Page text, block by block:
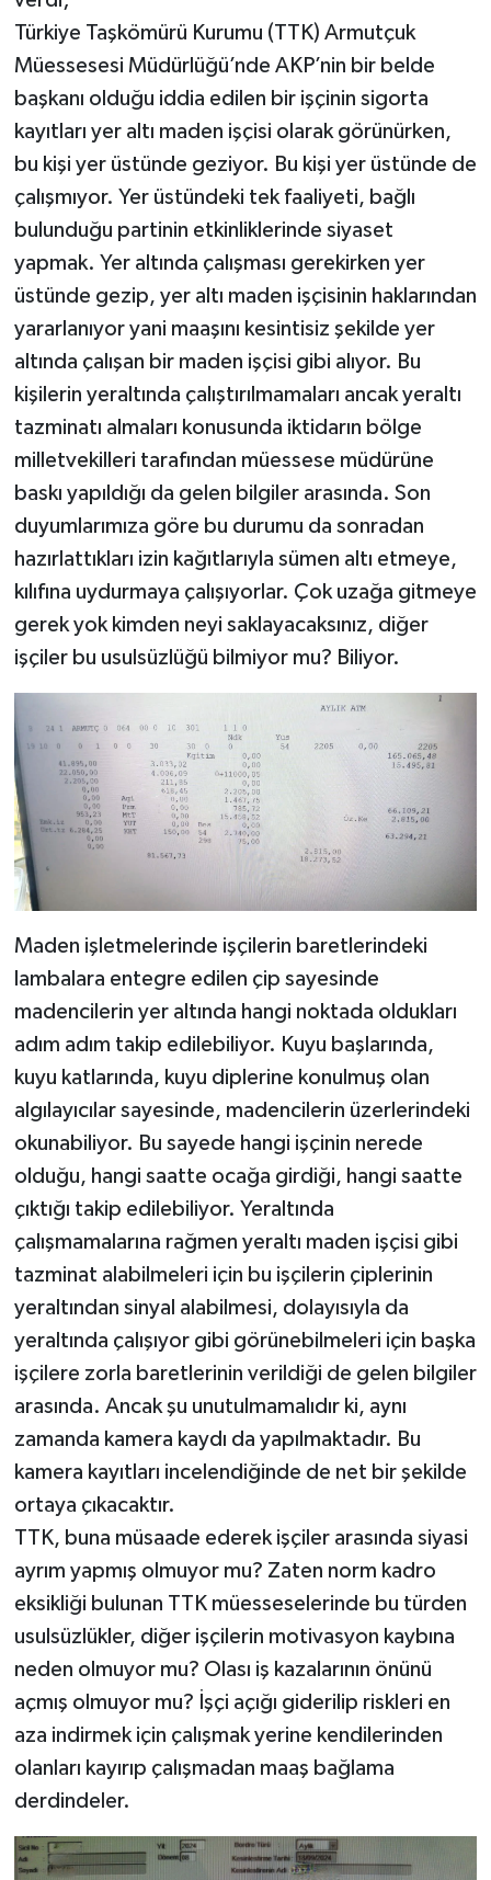
Türkiye Taşkömürü Kurumu (TTK) Armutçuk
Müessesesi Müdürlüğü’nde AKP’nin bir belde
başkanı olduğu iddia edilen bir işçinin sigorta
kayıtları yer altı maden işçisi olarak görünürken,
bu kişi yer üstünde geziyor. Bu kişi yer üstünde de
çalışmıyor. Yer üstündeki tek faaliyeti, bağlı
bulunduğu partinin etkinliklerinde siyaset
yapmak. Yer altında çalışması gerekirken yer
üstünde gezip, yer altı maden işçisinin haklarından
yararlanıyor yani maaşını kesintisiz şekilde yer
altında çalışan bir maden işçisi gibi alıyor. Bu
kişilerin yeraltında çalıştırılmamaları ancak yeraltı
tazminatı almaları konusunda iktidarın bölge
milletvekilleri tarafından müessese müdürüne
baskı yapıldığı da gelen bilgiler arasında. Son
duyumlarımıza göre bu durumu da sonradan
hazırlattıkları izin kağıtlarıyla sümen altı etmeye,
kılıfına uydurmaya çalışıyorlar. Çok uzağa gitmeye
gerek yok kimden neyi saklayacaksınız, diğer
işçiler bu usulsüzlüğü bilmiyor mu? Biliyor.
Maden işletmelerinde işçilerin baretlerindeki
lambalara entegre edilen çip sayesinde
madencilerin yer altında hangi noktada oldukları
adım adım takip edilebiliyor. Kuyu başlarında,
kuyu katlarında, kuyu diplerine konulmuş olan
algılayıcılar sayesinde, madencilerin üzerlerindeki
okunabiliyor. Bu sayede hangi işçinin nerede
olduğu, hangi saatte ocağa girdiği, hangi saatte
çıktığı takip edilebiliyor. Yeraltında
çalışmamalarına rağmen yeraltı maden işçisi gibi
tazminat alabilmeleri için bu işçilerin çiplerinin
yeraltından sinyal alabilmesi, dolayısıyla da
yeraltında çalışıyor gibi görünebilmeleri için başka
işçilere zorla baretlerinin verildiği de gelen bilgiler
arasında. Ancak şu unutulmamalıdır ki, aynı
zamanda kamera kaydı da yapılmaktadır. Bu
kamera kayıtları incelendiğinde de net bir şekilde
ortaya çıkacaktır.
TTK, buna müsaade ederek işçiler arasında siyasi
ayrım yapmış olmuyor mu? Zaten norm kadro
eksikliği bulunan TTK müesseselerinde bu türden
usulsüzlükler, diğer işçilerin motivasyon kaybına
neden olmuyor mu? Olası iş kazalarının önünü
açmış olmuyor mu? İşçi açığı giderilip riskleri en
aza indirmek için çalışmak yerine kendilerinden
olanları kayırıp çalışmadan maaş bağlama
derdindeler.